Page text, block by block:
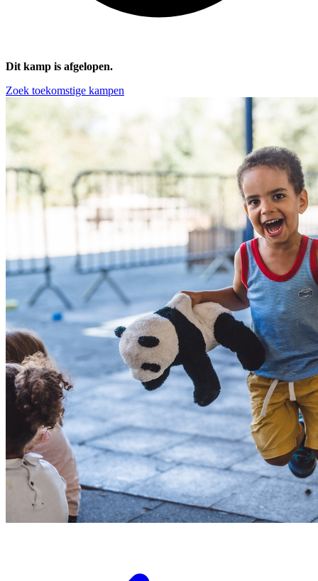
Dit kamp is afgelopen.
Zoek toekomstige kampen